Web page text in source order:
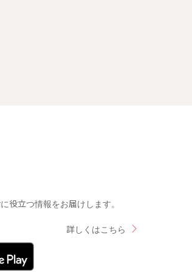
役立つ情報をお届けします。
詳しくはこちら